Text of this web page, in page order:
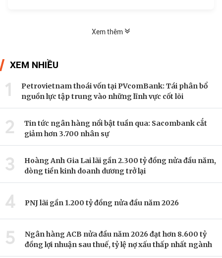
Xem thêm
XEM NHIỀU
1
Petrovietnam thoái vốn tại PVcomBank: Tái phân bổ
nguồn lực tập trung vào những lĩnh vực cốt lõi
2
Tin tức ngân hàng nổi bật tuần qua: Sacombank cắt
giảm hơn 3.700 nhân sự
3
Hoàng Anh Gia Lai lãi gần 2.300 tỷ đồng nửa đầu năm,
dòng tiền kinh doanh dương trở lại
4 PNJ lãi gần 1.200 tỷ đồng nửa đầu năm 2026
5
Ngân hàng ACB nửa đầu năm 2026 đạt hơn 8.600 tỷ
đồng lợi nhuận sau thuế, tỷ lệ nợ xấu thấp nhất ngành